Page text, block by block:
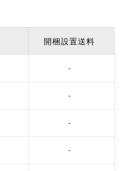
開梱設置送料
-
-
-
-